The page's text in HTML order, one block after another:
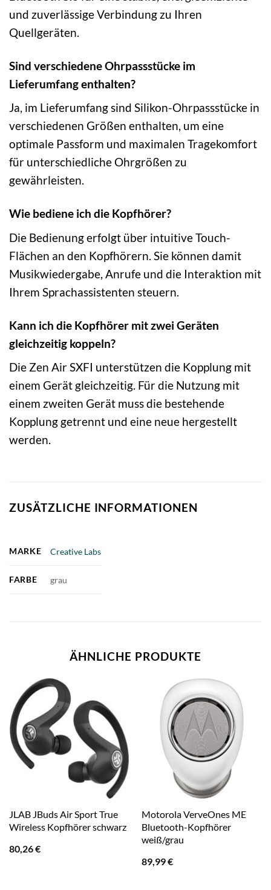
und zuverlässige Verbindung zu Ihren
Quellgeräten.
Sind verschiedene Ohrpassstücke im
Lieferumfang enthalten?
Ja, im Lieferumfang sind Silikon-Ohrpassstücke in
verschiedenen Größen enthalten, um eine
optimale Passform und maximalen Tragekomfort
für unterschiedliche Ohrgrößen zu
gewährleisten.
Wie bediene ich die Kopfhörer?
Die Bedienung erfolgt über intuitive Touch-
Flächen an den Kopfhörern. Sie können damit
Musikwiedergabe, Anrufe und die Interaktion mit
Ihrem Sprachassistenten steuern.
Kann ich die Kopfhörer mit zwei Geräten
gleichzeitig koppeln?
Die Zen Air SXFI unterstützen die Kopplung mit
einem Gerät gleichzeitig. Für die Nutzung mit
einem zweiten Gerät muss die bestehende
Kopplung getrennt und eine neue hergestellt
werden.
ZUSÄTZLICHE INFORMATIONEN
MARKE Creative Labs
FARBE grau
ÄHNLICHE PRODUKTE
JLAB JBuds Air Sport True
Wireless Kopfhörer schwarz
80,26€
Motorola VerveOnes ME
Bluetooth-Kopfhörer
weiß/grau
89,99€